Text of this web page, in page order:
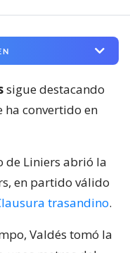
sigue destacando
ha convertido en
de Liniers abrió la
en partido válido
trasandino.
Valdés tomó la